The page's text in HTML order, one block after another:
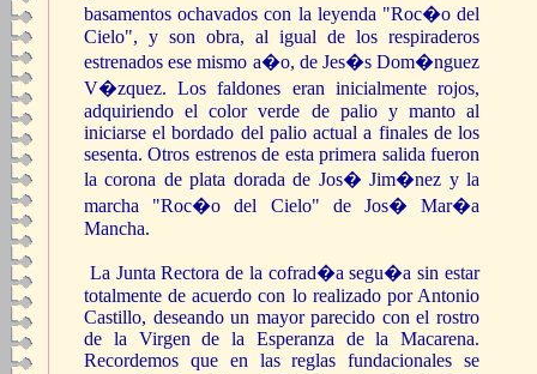
basamentos ochavados con la leyenda "Roc�o del
Cielo", y son obra, al igual de los respiraderos
estrenados ese mismo a�o, de Jes�s Dom�nguez
V�zquez. Los faldones eran inicialmente rojos,
adquiriendo el color verde de palio y manto al
iniciarse el bordado del palio actual a finales de los
sesenta. Otros estrenos de esta primera salida fueron
la corona de plata dorada de Jos� Jim�nez y la
marcha "Roc�o del Cielo" de Jos� Mar�a
Mancha.
La Junta Rectora de la cofrad�a segu�a sin estar
totalmente de acuerdo con lo realizado por Antonio
Castillo, deseando un mayor parecido con el rostro
de la Virgen de la Esperanza de la Macarena.
Recordemos que en las reglas fundacionales se